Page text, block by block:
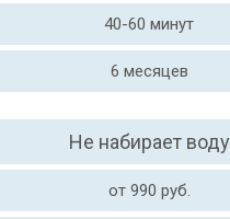
40-60 минут
6 месяцев
Не набирает воду
от 990 руб.